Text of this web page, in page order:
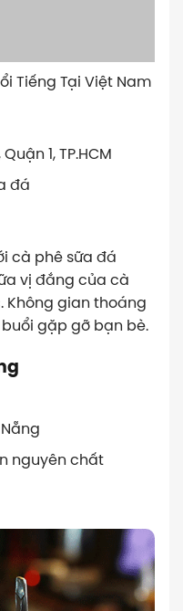
Tiếng Tại Việt Nam
1, TP.HCM
đá
cà phê sữa đá
vị đắng của cà
Không gian thoáng
gặp gỡ bạn bè.
Nẵng
nguyên chất